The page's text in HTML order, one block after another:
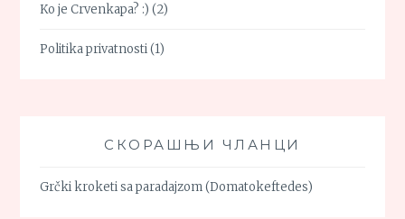
Ko je Crvenkapa? :) (2)
Politika privatnosti(1)
СКОРАШЊИ ЧЛАНЦИ
Grčki kroketi sa paradajzom (Domatokeftedes)